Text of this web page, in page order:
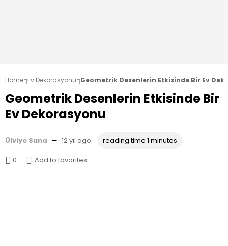
Home Ev Dekorasyonu  Geometrik Desenlerin Etkisinde Bir Ev
Geometrik Desenlerin Etkisinde Bir
Ev Dekorasyonu
Ülviye Suna — 12 yıl ago reading time 1 minutes
 0  Add to favorites